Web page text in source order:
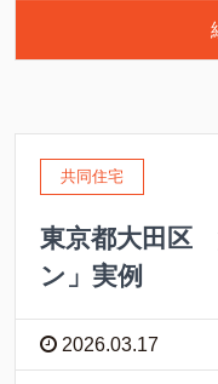
共同住宅
東京都大田区
ン」実例
2026.03.17